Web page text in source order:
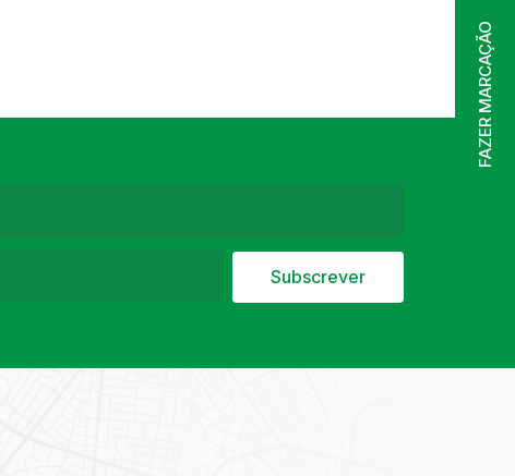
FAZER MARCAÇÃO
Subscrever